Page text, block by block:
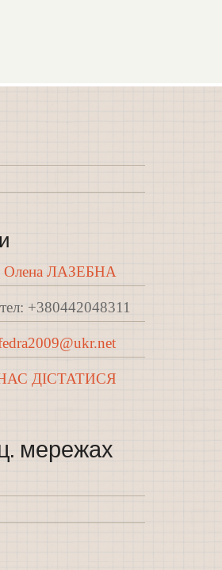
Олена ЛАЗЕБНА
+380442048311
ДІСТАТИСЯ
мережах